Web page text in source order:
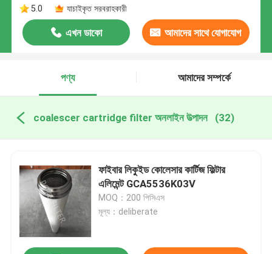
5.0
যাচাইকৃত সরবরাহকারী
এখন ডাকো আমাদের সাথে যোগাযোগ
পণ্য
আমাদের সম্পর্কে
coalescer cartridge filter অনলাইন উত্পাদন (32)
ফাইবার লিকুইড কোলেসার কার্টিজ ফিল্টার
এলিমেন্ট GCA5536K03V
MOQ：200 পিসিএস
মূল্য：deliberate